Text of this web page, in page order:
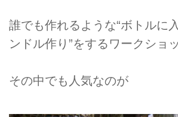
誰でも作れるような“ボトルに
ンドル作り”をするワークショ
その中でも人気なのが